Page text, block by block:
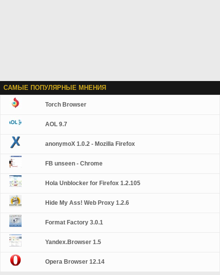
САМЫЕ ПОПУЛЯРНЫЕ МНЕНИЯ
Torch Browser
AOL 9.7
anonymoX 1.0.2 - Mozilla Firefox
FB unseen - Chrome
Hola Unblocker for Firefox 1.2.105
Hide My Ass! Web Proxy 1.2.6
Format Factory 3.0.1
Yandex.Browser 1.5
Opera Browser 12.14